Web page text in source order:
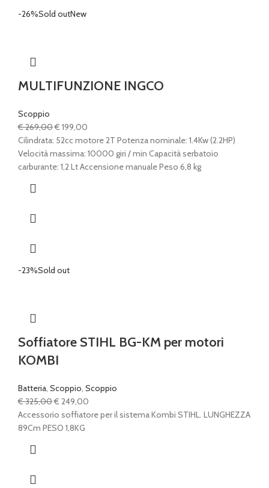
-26%Sold outNew
MULTIFUNZIONE INGCO
Scoppio
€269,00Il
prezzo
originale
era:
€ 199,00
prezzo
attuale
è:
Cilindrata: 52cc motore 2T Potenza nominale: 1.4Kw (2.2HP)
Velocità massima: 10000 giri / min Capacità serbatoio
carburante: 1,2 Lt Accensione manuale Peso 6,8 kg
-23%Sold out
Soffiatore STIHL BG-KM per motori
KOMBI
Batteria, Scoppio, Scoppio
€325,00Il
prezzo
originale
€ 249,00
prezzo
Accessorio soffiatore per il sistema Kombi STIHL. LUNGHEZZA
89Cm PESO 1,8KG